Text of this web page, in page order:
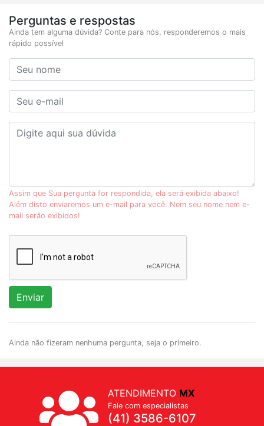
Perguntas e respostas
Ainda tem alguma dúvida? Conte para nós, responderemos o mais
rápido possível
Assim que Sua pergunta for respondida, ela será exibida abaixo!
Além disto enviaremos um e-mail para você. Nem seu nome nem e-
mail serão exibidos!
Enviar
Ainda não fizeram nenhuma pergunta, seja o primeiro.
ATENDIMENTO MX
Fale com especialistas
(41) 3586-6107